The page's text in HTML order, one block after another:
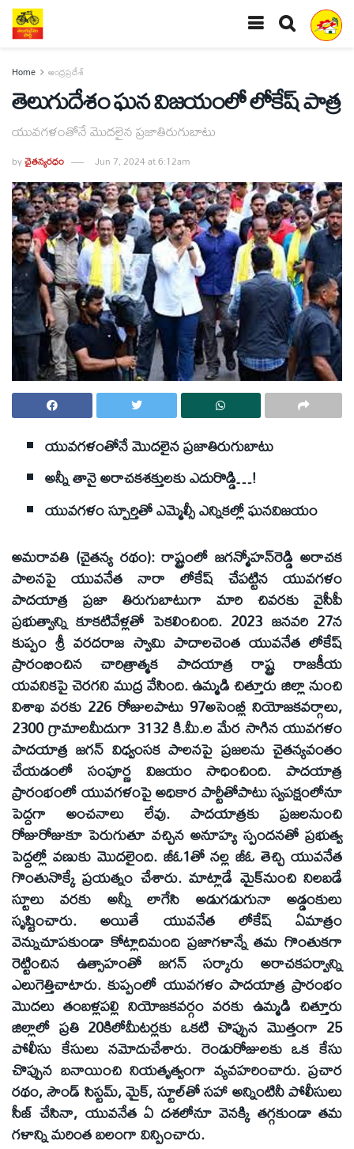
Home ఆంధ్రప్రదేశ్
తెలుగుదేశం ఘన విజయంలో లోకేష్‌ పాత్ర
యువగళంతోనే మొదలైన ప్రజాతిరుగుబాటు
byచైతన్యరధం Jun 7, 2024 at 6:12am
యువగళంతోనే మొదలైన ప్రజాతిరుగుబాటు
అన్నీ తానై అరాచకశక్తులకు ఎదురొడ్డి…!
యువగళం స్పూర్తితో ఎమ్మెల్సీ ఎన్నికల్లో ఘనవిజయం
అమరావతి (చైతన్య రథం): రాష్ట్రంలో జగన్మోహన్‌రెడ్డి అరాచక
పాలనపై యువనేత నారా లోకేష్‌ చేపట్టిన యువగళం
పాదయాత్ర ప్రజా తిరుగుబాటుగా మారి చివరకు వైసీపీ
ప్రభుత్వాన్ని కూకటివేళ్లతో పెకలించింది. 2023 జనవరి 27న
కుప్పం శ్రీ వరదరాజ స్వామి పాదాలచెంత యువనేత లోకేష్‌
ప్రారంభించిన చారిత్రాత్మక పాదయాత్ర రాష్ట్ర రాజకీయ
యవనికపై చెరగని ముద్ర వేసింది. ఉమ్మడి చిత్తూరు జిల్లా నుంచి
విశాఖ వరకు 226 రోజులపాటు 97అసెంబ్లీ నియోజకవర్గాలు,
2300 గ్రామాలమీదుగా 3132 కి.మీ.ల మేర సాగిన యువగళం
పాదయాత్ర జగన్‌ విధ్వంసక పాలనపై ప్రజలను చైతన్యవంతం
చేయడంలో సంపూర్ణ విజయం సాధించింది. పాదయాత్ర
ప్రారంభంలో యువగళంపై అధికార పార్టీతోపాటు స్వపక్షంలోనూ
పెద్దగా అంచనాలు లేవు. పాదయాత్రకు ప్రజలనుంచి
రోజురోజుకూ పెరుగుతూ వచ్చిన అనూహ్య స్పందనతో ప్రభుత్వ
పెద్దల్లో వణుకు మొదలైంది. జీఓ1తో నల్ల జీఓ తెచ్చి యువనేత
గొంతునొక్కే ప్రయత్నం చేశారు. మాట్లాడే మైక్‌నుంచి నిలబడే
స్టూలు వరకు అన్నీ లాగేసి అడుగడుగునా అడ్డంకులు
సృష్టించారు. అయితే యువనేత లోకేష్‌ ఏమాత్రం
వెన్నుచూపకుండా కోట్లాదిమంది ప్రజాగళాన్నే తమ గొంతుకగా
రెట్టించిన ఉత్సాహంతో జగన్‌ సర్కారు అరాచకపర్వాన్ని
ఎలుగెత్తిచాటారు. కుప్పంలో యువగళం పాదయాత్ర ప్రారంభం
మొదలు తంబళ్లపల్లి నియోజకవర్గం వరకు ఉమ్మడి చిత్తూరు
జిల్లాలో ప్రతి 20కిలోమీటర్లకు ఒకటి చొప్పున మొత్తంగా 25
పోలీసు కేసులు నమోదుచేశారు. రెండురోజులకు ఒక కేసు
చొప్పున బనాయించి నియతృత్వంగా వ్యవహరించారు. ప్రచార
రథం, సౌండ్‌ సిస్టమ్‌, మైక్‌, స్టూల్‌తో సహా అన్నింటినీ పోలీసులు
సీజ్‌ చేసినా, యువనేత ఏ దశలోనూ వెనక్కి తగ్గకుండా తమ
గళాన్ని మరింత బలంగా విన్పించారు.